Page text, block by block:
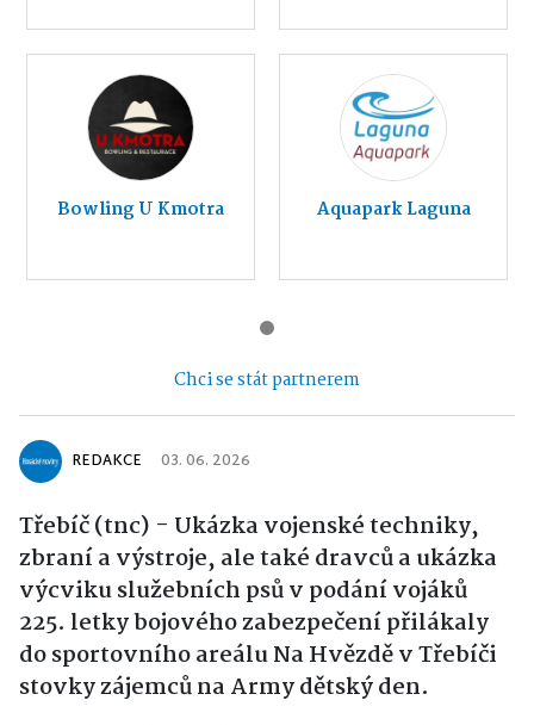
Bowling U Kmotra Aquapark Laguna
Chci se stát partnerem
REDAKCE 03. 06. 2026
Třebíč (tnc) - Ukázka vojenské techniky,
zbraní a výstroje, ale také dravců a ukázka
výcviku služebních psů v podání vojáků
225. letky bojového zabezpečení přilákaly
do sportovního areálu Na Hvězdě v Třebíči
stovky zájemců na Army dětský den.